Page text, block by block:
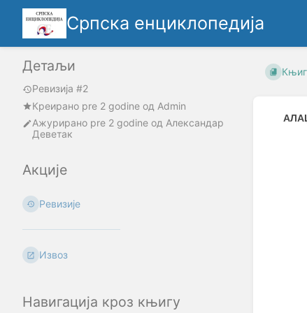
Српска енциклопедија
Детаљи
Ревизија #2
Креирано pre 2 godine oд Admin
Ажурирано pre 2 godine од Александар
Деветак
Акције
Ревизије
Извоз
Навигација кроз књигу